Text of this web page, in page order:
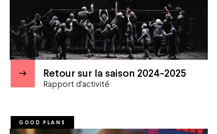
Retour sur la saison 2024-2025
Rapport d'activité
GOOD PLANS